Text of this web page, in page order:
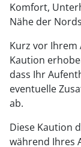
Komfort,
Nähe der
Kurz vor
Kaution
dass Ihr
eventuelle
ab.
Diese Kaution
während Ihres